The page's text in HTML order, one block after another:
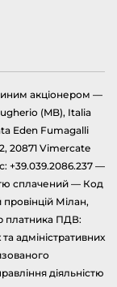
акціонером —
(MB), Italia
Eden Fumagalli
20871 Vimercate
+39.039.2086.237 —
сплачений — Код
Мілан,
платника ПДВ:
адміністративних
діяльністю